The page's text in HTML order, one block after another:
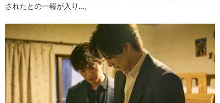
されたとの一報が入り…。